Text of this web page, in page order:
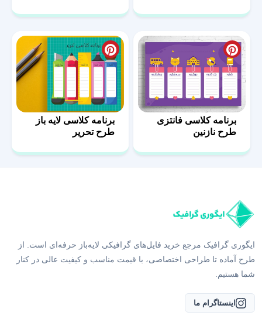
برنامه کلاسی فانتزی
طرح نازنین
برنامه کلاسی لایه باز
طرح تحریر
ایگوری گرافیک مرجع خرید فایل‌های گرافیکی لایه‌باز حرفه‌ای است. از
طرح آماده تا طراحی اختصاصی، با قیمت مناسب و کیفیت عالی در کنار
شما هستیم.
اینستاگرام ما